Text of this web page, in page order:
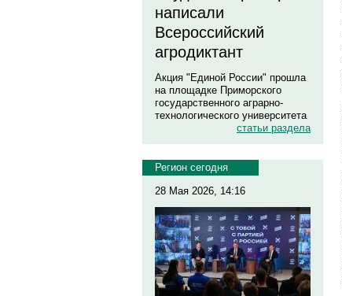
написали
Всероссийский
агродиктант
Акция "Единой России" прошла
на площадке Приморского
государственного аграрно-
технологического университета
статьи раздела
Регион сегодня
28 Мая 2026, 14:16